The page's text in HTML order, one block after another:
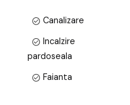
Canalizare
Incalzire
pardoseala
Faianta